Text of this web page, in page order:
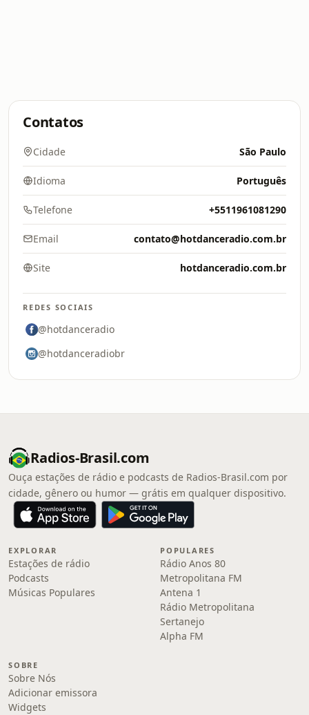
Contatos
Cidade São Paulo
Idioma Português
Telefone +5511961081290
Email contato@hotdanceradio.com.br
Site hotdanceradio.com.br
REDES SOCIAIS
@hotdanceradio
@hotdanceradiobr
Radios-Brasil.com
Ouça estações de rádio e podcasts de Radios-Brasil.com por
cidade, gênero ou humor — grátis em qualquer dispositivo.
EXPLORAR
Estações de rádio
Podcasts
Músicas Populares
POPULARES
Rádio Anos 80
Metropolitana FM
Antena 1
Rádio Metropolitana
Sertanejo
Alpha FM
SOBRE
Sobre Nós
Adicionar emissora
Widgets